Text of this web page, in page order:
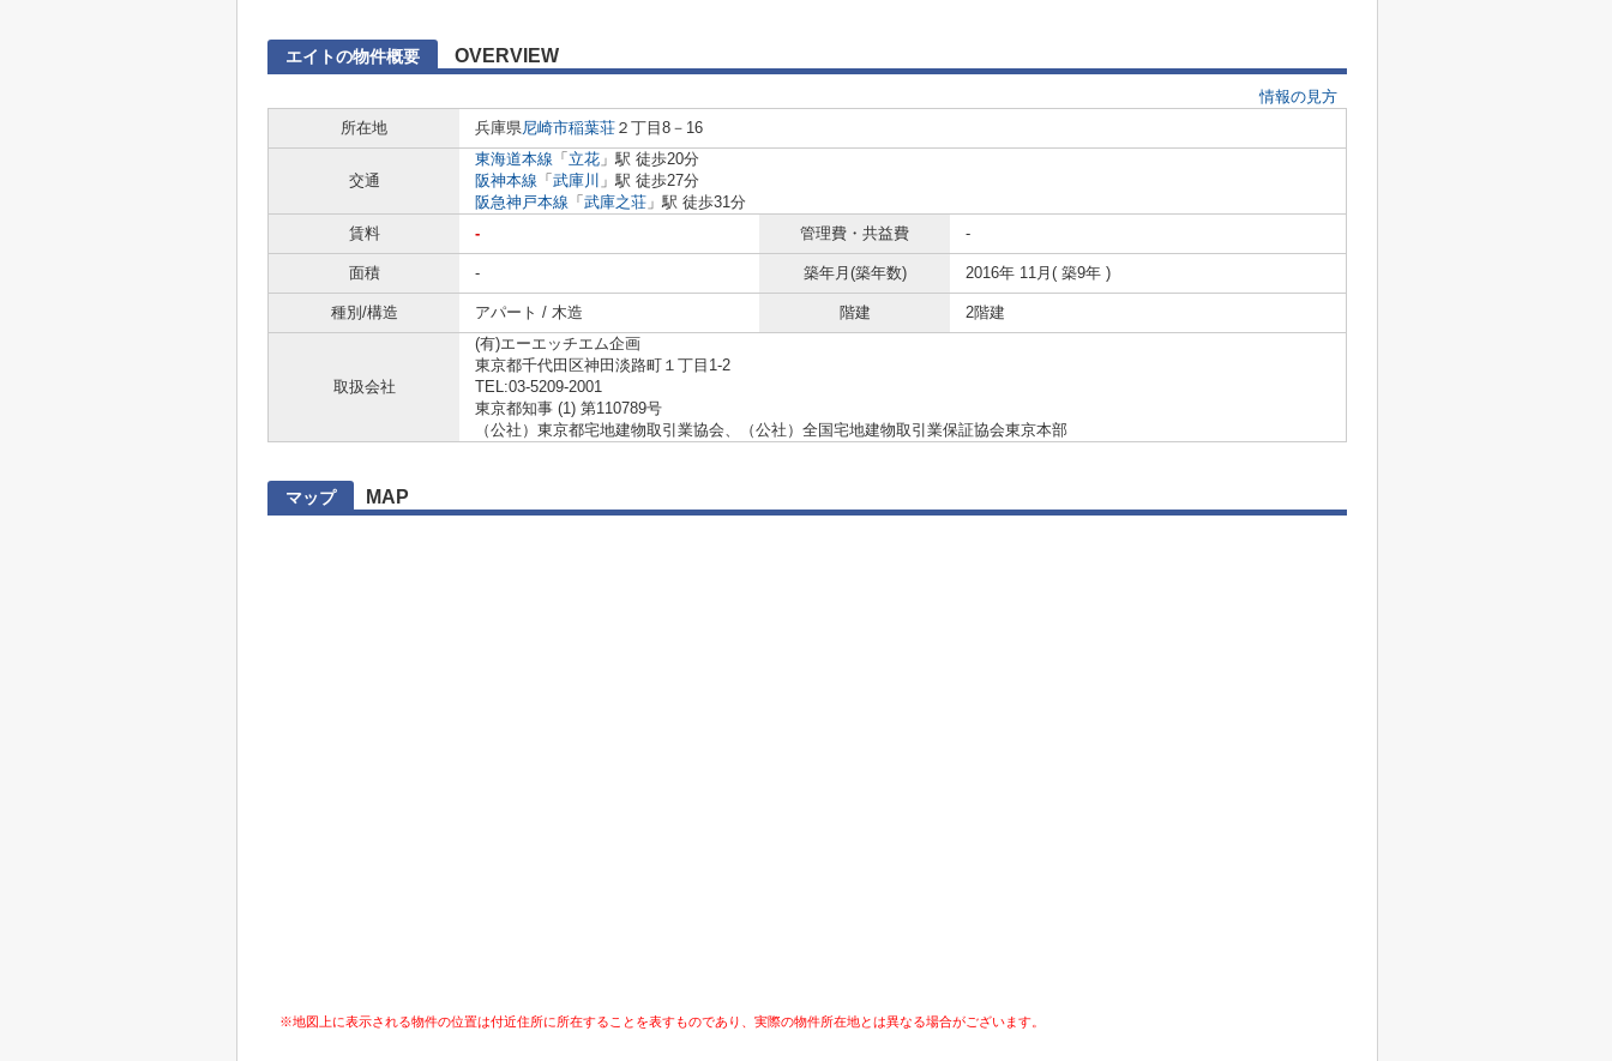
エイトの物件概要 OVERVIEW
情報の見方
所在地
兵庫県尼崎市稲葉荘 ２丁目8－16
交通
東海道本線 「 立花 」駅 徒歩20分
阪神本線 「 武庫川 」駅 徒歩27分
阪急神戸本線 「 武庫之荘 」駅 徒歩31分
賃料
- 管理費・共益費 -
面積 - 築年月(築年数) 2016年 11月( 築9年 )
種別/構造 アパート / 木造 階建 2階建
取扱会社
(有)エーエッチエム企画
東京都千代田区神田淡路町１丁目1-2
TEL:03-5209-2001
東京都知事 (1) 第110789号
（公社）東京都宅地建物取引業協会、（公社）全国宅地建物取引業保証協会東京本部
マップ MAP
※地図上に表示される物件の位置は付近住所に所在することを表すものであり、実際の物件所在地とは異なる場合がございます。